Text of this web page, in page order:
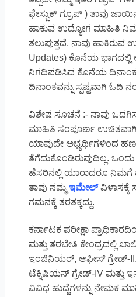
ಫೇಸ್ಬುಕ್ ಗ್ರೂಪ್ ) ತಾವು
ಹಾಕುವ ಉದ್ಯೋಗ ಮಾಹಿತಿ
ತಲುಪುತ್ತದೆ. ನಾವು
Updates) ಕೊನೆಯ ಭಾಗದಲ್ಲಿ
ನಿಗದಿಪಡಿಸಿದ ಕೊನೆಯ
ದಿನಾಂಕವನ್ನು ಸ್ಪಷ್ಟವಾಗಿ ಓದಿ
ವಿಶೇಷ ಸೂಚನೆ :- ನಾವು
ಮಾಹಿತಿ ಸಂಪೂರ್ಣ
ಯಾವುದೇ ಅಭ್ಯರ್ಥಿಗಳಿಂದ
ತೆಗೆದುಕೊಂಡಿರುವುದಿಲ್ಲ.
ಹೆಸರಿನಲ್ಲಿ ಯಾರಾದರೂ ನಿಮಗೆ
ತಾವು ನಮ್ಮಇಮೇಲ್ವಿಳಾಸಕ್ಕೆ
ಗಮನಕ್ಕೆ ತರತಕ್ಕದ್ದು.
ಕರ್ನಾಟಕ ಪರೀಕ್ಷಾ
ಮತ್ತು ತರಬೇತಿ ಕೇಂದ್ರದಲ್ಲಿ
ಇಂಜಿನಿಯರ್, ಆಫೀಸ್ ಗ್ರೇಡ್-II,
ಟೆಕ್ನಿಷಿಯನ್ ಗ್ರೇಡ್-IV ಮತ್ತು
ವಿವಿಧ ಹುದ್ದೆಗಳನ್ನು ನೇಮಕ